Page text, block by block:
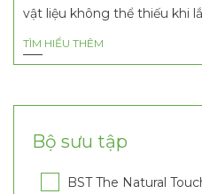
Bộ sưu tập
BST The Natural
vật liệu không thể thiếu khi
TÌM HIỂU THÊM